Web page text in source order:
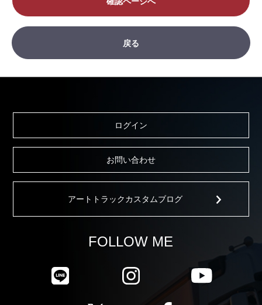
戻る
ログイン
お問い合わせ
アートトラックカスタムブログ
FOLLOW ME